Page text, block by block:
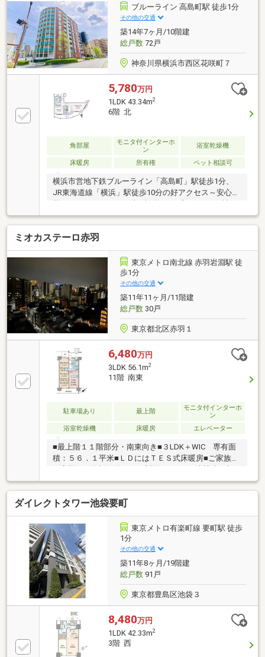
アです!～～～～～～～～～～～～～～～～～～～～～
～◆頭金0円から購入可!長期低金利50年ローン!◆提携
銀行多数、住宅ローンご相談下さい!◆車でまとめてご
案内!自宅まで送迎も可!◆年中無休!即日対応させてい
ただきます!
ブルーライン 高島町駅 徒歩1分
その他の交通
築14年7ヶ月/10階建
総戸数72戸
神奈川県横浜市西区花咲町７
5,780万円
1LDK 43.34m2
6階 北
角部屋
モニタ付インターホ
ン
浴室乾燥機
床暖房 所有権 ペット相談可
横浜市営地下鉄ブルーライン「高島町」駅徒歩1分、
JR東海道線「横浜」駅徒歩10分の好アクセス～安心の
高い内廊下設計・24時間セキュリティシステム（セコ
ム提携）・カラーＴＶモニター付オートロックシステ
ム・全戸の窓と玄関に防犯センサーを設置～生活に便
利な設備・仕様～・24時間ゴミ出し可能・ペット飼育
可（犬猫1世帯2匹まで・飼養細則有）・T-4等級の二
重サッシを採用・1418サイズのゆとりある浴室（浴室
換気乾燥機・ミストサウナ機能付き）・ゴミを軽減し
衛生的なディスポーザー・LDにはTES式床暖房
ミオカステーロ赤羽
東京メトロ南北線 赤羽岩淵駅 徒
歩1分
その他の交通
築11年11ヶ月/11階建
総戸数30戸
東京都北区赤羽１
6,480万円
3LDK 56.1m2
11階 南東
駐車場あり 最上階
モニタ付インターホ
ン
浴室乾燥機
床暖房 エレベーター
■最上階１１階部分・南東向き■３LDK＋WIC 専有面
積：５６．１平米■ＬＤにはＴＥＳ式床暖房■ご家族や
を確認できるTVモニター付インターホン■ご不在でも
荷物を受け取れる宅配BOX■二重床・二重天井～周辺
環境～●北区立赤羽小学校…約345ｍ ●北区立赤羽岩
淵中学校…約751ｍ ●北区立赤羽東公園…約215ｍ ●
まいばすけっと 赤羽岩淵駅前店…約141ｍ ●セブン-イ
レブン 赤羽岩淵駅前店…約220ｍ※その他月額費用 地
代：4787円、ハイセクト利用料：1404円、町会費：
100円
ダイレクトタワー池袋要町
東京メトロ有楽町線 要町駅 徒歩
1分
その他の交通
築11年8ヶ月/19階建
総戸数91戸
東京都豊島区池袋３
8,480万円
1LDK 42.33m2
3階 西